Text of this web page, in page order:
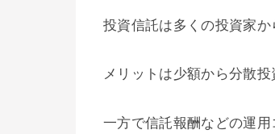
投資信託は多くの投資家
メリットは少額から分散
一方で信託報酬などの運